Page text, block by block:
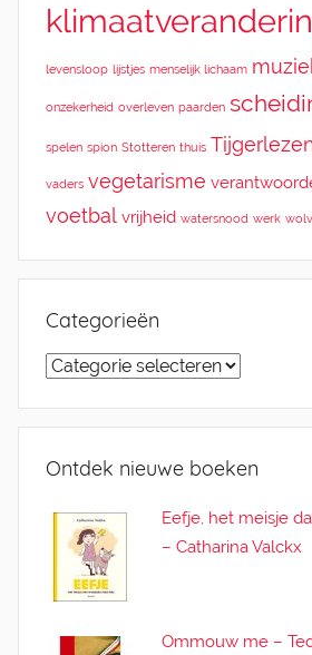
levensloop lijstjes menselijk lichaam
onzekerheid overleven paarden
spelen spion Stotteren thuis
vaders vegetarisme
voetbal vrijheid watersnood werk
Categorieën
Categorieën
Ontdek nieuwe boeken
Eefje, het meisje
– Catharina Valckx
Ommouw me –